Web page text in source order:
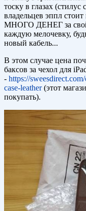
тоску в глазах
владельцев эппл
МНОГО ДЕНЕГ за свой
каждую мелочевку,
новый кабель...
В этом случае цена
баксов за чехол для
- https://
case-leather(этот
покупать).